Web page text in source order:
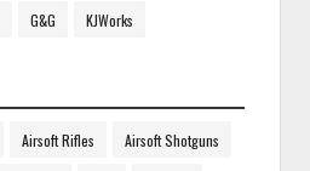
G&G KJWorks
Airsoft Rifles Airsoft Shotguns